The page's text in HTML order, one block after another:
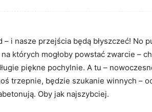
i nasze przejścia będą błyszczeć! No
których mogłoby powstać zwarcie –
piękne pochylnie. A tu –
trzepnie, będzie szukanie winnych –
Oby jak najszybciej.